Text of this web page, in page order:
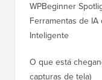
WPBeginner
Ferramentas de
Inteligente
O que está
capturas de tela)